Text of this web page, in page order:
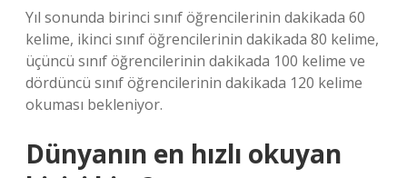
Yıl sonunda birinci sınıf öğrencilerinin dakikada 60
kelime, ikinci sınıf öğrencilerinin dakikada 80 kelime,
üçüncü sınıf öğrencilerinin dakikada 100 kelime ve
dördüncü sınıf öğrencilerinin dakikada 120 kelime
okuması bekleniyor.
Dünyanın en hızlı okuyan